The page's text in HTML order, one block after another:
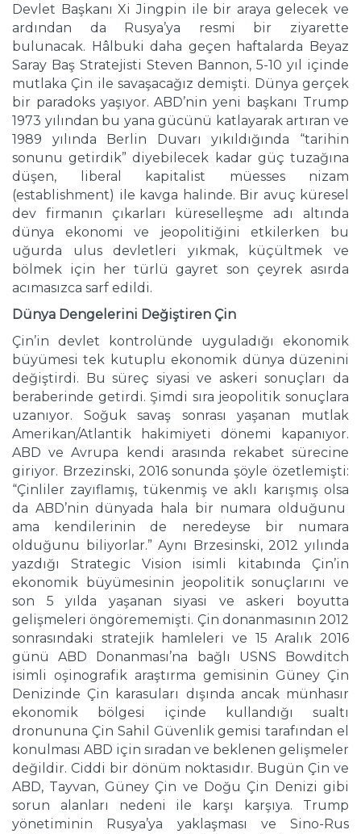
Devlet Başkanı Xi Jingpin ile bir araya gelecek ve
ardından da Rusya’ya resmi bir ziyarette
bulunacak. Hâlbuki daha geçen haftalarda Beyaz
Saray Baş Stratejisti Steven Bannon, 5-10 yıl içinde
mutlaka Çin ile savaşacağız demişti. Dünya gerçek
bir paradoks yaşıyor. ABD’nin yeni başkanı Trump
1973 yılından bu yana gücünü katlayarak artıran ve
1989 yılında Berlin Duvarı yıkıldığında “tarihin
sonunu getirdik” diyebilecek kadar güç tuzağına
düşen, liberal kapitalist müesses nizam
(establishment) ile kavga halinde. Bir avuç küresel
dev firmanın çıkarları küreselleşme adı altında
dünya ekonomi ve jeopolitiğini etkilerken bu
uğurda ulus devletleri yıkmak, küçültmek ve
bölmek için her türlü gayret son çeyrek asırda
acımasızca sarf edildi.
Dünya Dengelerini Değiştiren Çin
Çin’in devlet kontrolünde uyguladığı ekonomik
büyümesi tek kutuplu ekonomik dünya düzenini
değiştirdi. Bu süreç siyasi ve askeri sonuçları da
beraberinde getirdi. Şimdi sıra jeopolitik sonuçlara
uzanıyor. Soğuk savaş sonrası yaşanan mutlak
Amerikan/Atlantik hakimiyeti dönemi kapanıyor.
ABD ve Avrupa kendi arasında rekabet sürecine
giriyor. Brzezinski, 2016 sonunda şöyle özetlemişti:
“Çinliler zayıflamış, tükenmiş ve aklı karışmış olsa
da ABD’nin dünyada hala bir numara olduğunu
ama kendilerinin de neredeyse bir numara
olduğunu biliyorlar.” Aynı Brzesinski, 2012 yılında
yazdığı Strategic Vision isimli kitabında Çin’in
ekonomik büyümesinin jeopolitik sonuçlarını ve
son 5 yılda yaşanan siyasi ve askeri boyutta
gelişmeleri öngörememişti. Çin donanmasının 2012
sonrasındaki stratejik hamleleri ve 15 Aralık 2016
günü ABD Donanması’na bağlı USNS Bowditch
isimli oşinografik araştırma gemisinin Güney Çin
Denizinde Çin karasuları dışında ancak münhasır
ekonomik bölgesi içinde kullandığı sualtı
dronununa Çin Sahil Güvenlik gemisi tarafından el
konulması ABD için sıradan ve beklenen gelişmeler
değildir. Ciddi bir dönüm noktasıdır. Bugün Çin ve
ABD, Tayvan, Güney Çin ve Doğu Çin Denizi gibi
sorun alanları nedeni ile karşı karşıya. Trump
yönetiminin Rusya’ya yaklaşması ve Sino-Rus